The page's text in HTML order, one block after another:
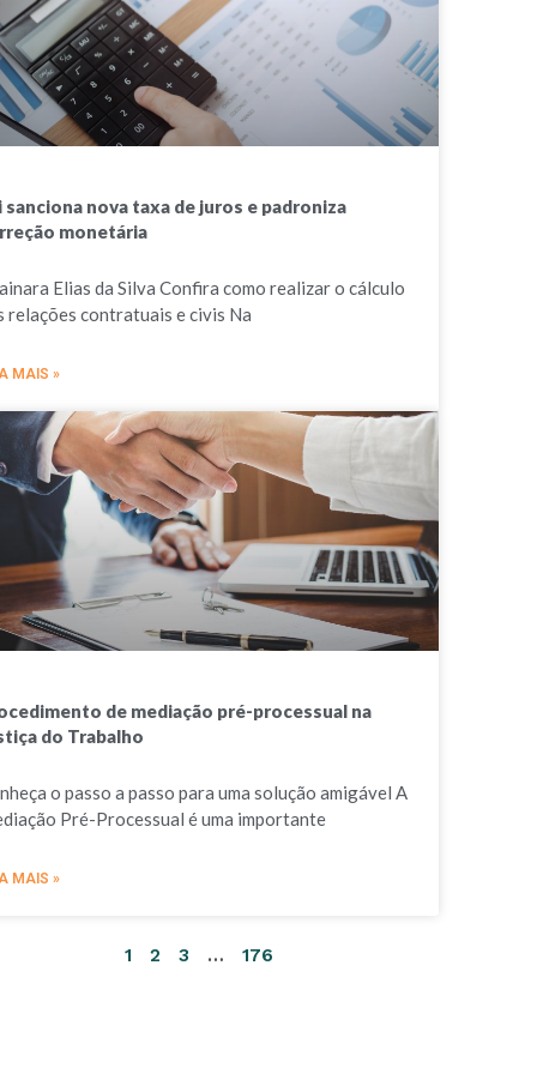
sanciona nova taxa de juros e padroniza
monetária
Elias da Silva Confira como realizar o cálculo
relações contratuais e civis Na
MAIS »
de mediação pré-processual na
do Trabalho
o passo a passo para uma solução amigável A
Pré-Processual é uma importante
MAIS »
1 2 3 … 176